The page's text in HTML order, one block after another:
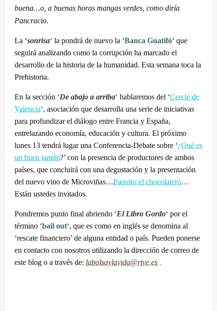
buena…o, a buenas horas mangas verdes, como diría
Pancracio.
La ‘sonrisa‘ la pondrá de nuevo la ‘Banca Guatifó‘ que
seguirá analizando como la corrupción ha marcado el
desarrollo de la historia de la humanidad. Esta semana toca la
Prehistoria.
En la sección ‘De abajo a arriba‘ hablaremos del ‘Cercle de
Valencia‘, asociación que desarrolla una serie de iniciativas
para profundizar el diálogo entre Francia y España,
entrelazando economía, educación y cultura. El próximo
lunes 13 tendrá lugar una Conferencia-Debate sobre ‘¿Qué es
un buen jamón?’ con la presencia de productores de ambos
países, que concluirá con una degustación y la presentación
del nuevo vino de Microviñas…Paquito el chocolatero…
Están ustedes invitados.
Pondremos punto final abriendo ‘El Libro Gordo‘ por el
término ‘bail out‘, que es como en inglés se denomina al
‘rescate financiero’ de alguna entidad o país. Pueden ponerse
en contacto con nosotros utilizando la dirección de correo de
este blog o a través de: labolsaylavida@rtve.es .